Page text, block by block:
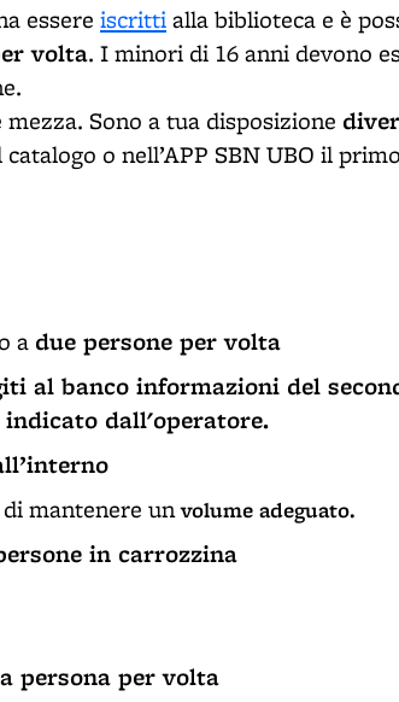
essere iscrittialla biblioteca e è
volta. I minori di 16 anni devono
Sono a tua disposizione
o nell’APP SBN UBO il
a due persone per volta
al banco informazioni del
dall'operatore.
di mantenere unvolume adeguato.
in carrozzina
persona per volta